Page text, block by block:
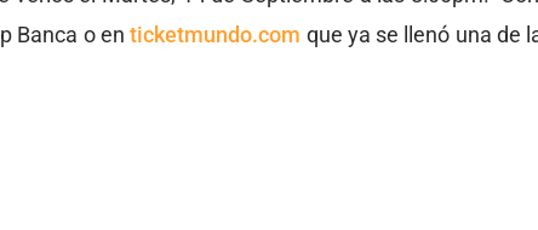
Banca o enticketmundo.com que ya se llenó una de